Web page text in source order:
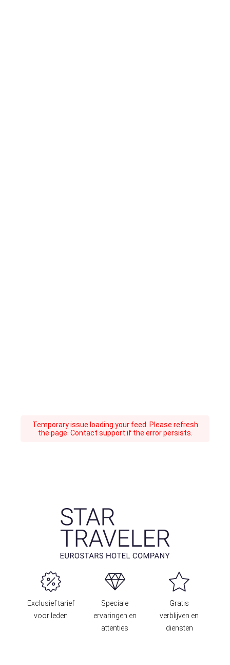
Temporary issue loading your feed. Please refresh
the page. Contact support if the error persists.
Exclusief tarief
voor leden
Speciale
ervaringen en
attenties
Gratis
verblijven en
diensten